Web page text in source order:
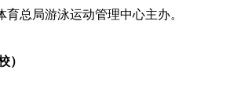
总局游泳运动管理中心主办。
）